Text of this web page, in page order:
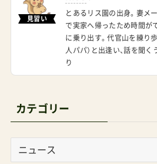
見習い
とあるリス園の出身。妻メ
で実家へ帰ったため時間が
に乗り出す。代官山を練り
人パパ）と出逢い、話を聞
り
カテゴリー